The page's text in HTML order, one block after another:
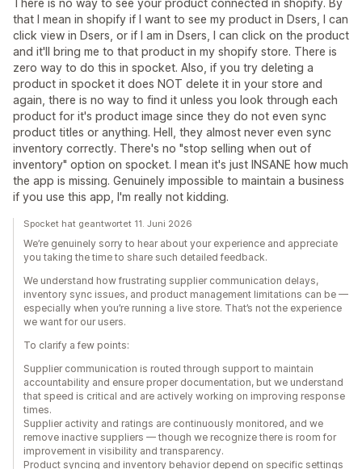
There is no way to see your product connected in shopify. By
that I mean in shopify if I want to see my product in Dsers, I can
click view in Dsers, or if I am in Dsers, I can click on the product
and it'll bring me to that product in my shopify store. There is
zero way to do this in spocket. Also, if you try deleting a
product in spocket it does NOT delete it in your store and
again, there is no way to find it unless you look through each
product for it's product image since they do not even sync
product titles or anything. Hell, they almost never even sync
inventory correctly. There's no "stop selling when out of
inventory" option on spocket. I mean it's just INSANE how much
the app is missing. Genuinely impossible to maintain a business
if you use this app, I'm really not kidding.
Spocket hat geantwortet 11. Juni 2026
We’re genuinely sorry to hear about your experience and appreciate
you taking the time to share such detailed feedback.
We understand how frustrating supplier communication delays,
inventory sync issues, and product management limitations can be —
especially when you’re running a live store. That’s not the experience
we want for our users.
To clarify a few points:
Supplier communication is routed through support to maintain
accountability and ensure proper documentation, but we understand
that speed is critical and are actively working on improving response
times.
Supplier activity and ratings are continuously monitored, and we
remove inactive suppliers — though we recognize there is room for
improvement in visibility and transparency.
Product syncing and inventory behavior depend on specific settings